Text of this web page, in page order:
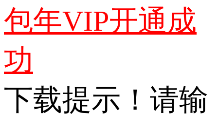
包年VIP开通成
功
下载提示！请输